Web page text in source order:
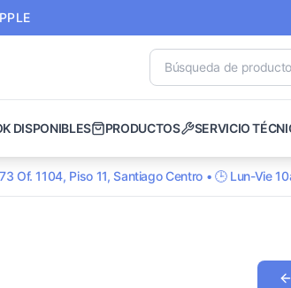
DISPONIBLES PRODUCTOS SERVICIO
Of. 1104, Piso 11, Santiago Centro • 🕒 Lun-Vie